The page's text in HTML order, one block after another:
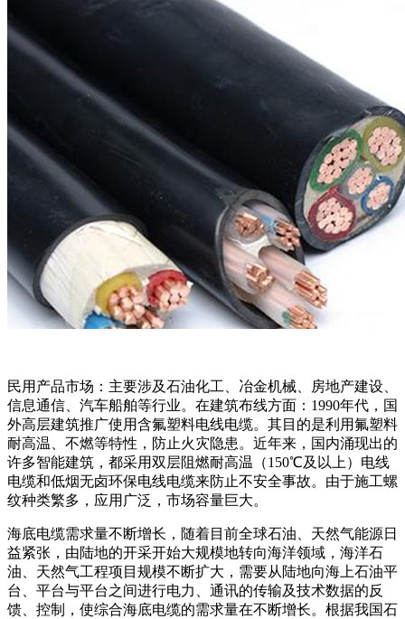
民用产品市场：主要涉及石油化工、冶金机械、房地产建设、
信息通信、汽车船舶等行业。在建筑布线方面：1990年代，国
外高层建筑推广使用含氟塑料电线电缆。其目的是利用氟塑料
耐高温、不燃等特性，防止火灾隐患。近年来，国内涌现出的
许多智能建筑，都采用双层阻燃耐高温（150℃及以上）电线
电缆和低烟无卤环保电线电缆来防止不安全事故。由于施工螺
纹种类繁多，应用广泛，市场容量巨大。
海底电缆需求量不断增长，随着目前全球石油、天然气能源日
益紧张，由陆地的开采开始大规模地转向海洋领域，海洋石
油、天然气工程项目规模不断扩大，需要从陆地向海上石油平
台、平台与平台之间进行电力、通讯的传输及技术数据的反
馈、控制，使综合海底电缆的需求量在不断增长。根据我国石